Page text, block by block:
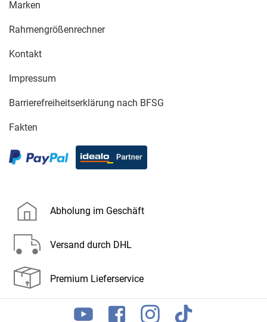
Marken
Rahmengrößenrechner
Kontakt
Impressum
Barrierefreiheitserklärung nach BFSG
Fakten
Abholung im Geschäft
Versand durch DHL
Premium Lieferservice